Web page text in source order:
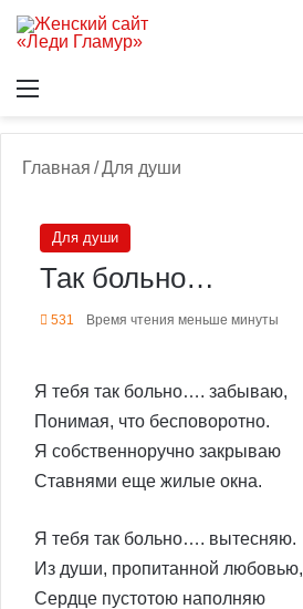
Главная /Для души
Для души
Так больно…
531 Время чтения меньше минуты
Я тебя так больно…. забываю,
Понимая, что бесповоротно.
Я собственноручно закрываю
Ставнями еще жилые окна.
Я тебя так больно…. вытесняю.
Из души, пропитанной любовью,
Сердце пустотою наполняю